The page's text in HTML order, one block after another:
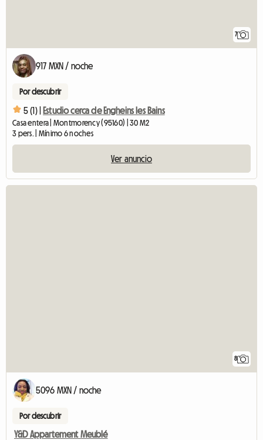
7
917 MXN / noche
Por descubrir
5 (1) | Estudio cerca de Engheins les Bains
Casa entera | Montmorency (95160) | 30 M2
3 pers. | Mínimo 6 noches
Ver anuncio
8
5096 MXN / noche
Por descubrir
Y&D Appartement Meublé